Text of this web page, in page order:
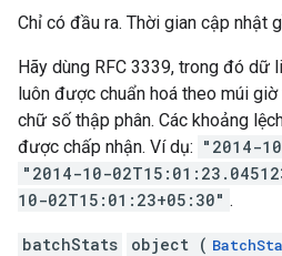
Chỉ có đầu ra. Thời gian cập nhật
Hãy dùng RFC 3339, trong đó dữ
luôn được chuẩn hoá theo múi
chữ số thập phân. Các khoảng
được chấp nhận. Ví dụ: "2014-
"2014-10-
10-02T15:01:23+05:30" .
batchStats object (